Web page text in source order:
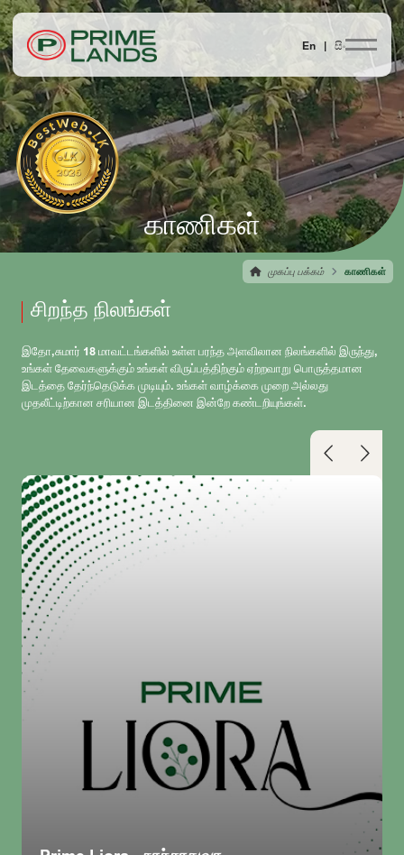
En | සිං
காணிகள்
முகப்பு பக்கம் காணிகள்
சிறந்த நிலங்கள்
இதோ,சுமார் 18 மாவட்டங்களில் உள்ள பரந்த அளவிலான நிலங்களில் இருந்து,
உங்கள் தேவைகளுக்கும் உங்கள் விருப்பத்திற்கும் ஏற்றவாறு பொருத்தமான
இடத்தை தேர்ந்தெடுக்க முடியும். உங்கள் வாழ்க்கை முறை அல்லது
முதலீட்டிற்கான சரியான இடத்தினை இன்றே கண்டறியுங்கள்.